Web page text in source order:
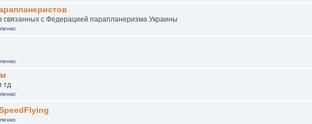
связанных с Федерацией парапланеризма Украины
тд